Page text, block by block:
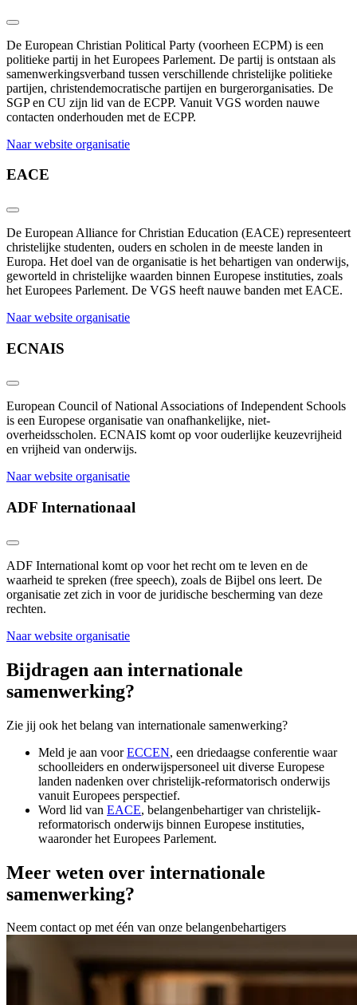
De European Christian Political Party (voorheen ECPM) is een
politieke partij in het Europees Parlement. De partij is ontstaan als
samenwerkingsverband tussen verschillende christelijke politieke
partijen, christendemocratische partijen en burgerorganisaties. De
SGP en CU zijn lid van de ECPP. Vanuit VGS worden nauwe
contacten onderhouden met de ECPP.
Naar website organisatie
EACE
De European Alliance for Christian Education (EACE) representeert
christelijke studenten, ouders en scholen in de meeste landen in
Europa. Het doel van de organisatie is het behartigen van onderwijs,
geworteld in christelijke waarden binnen Europese instituties, zoals
het Europees Parlement. De VGS heeft nauwe banden met EACE.
Naar website organisatie
ECNAIS
European Council of National Associations of Independent Schools
is een Europese organisatie van onafhankelijke, niet-
overheidsscholen. ECNAIS komt op voor ouderlijke keuzevrijheid
en vrijheid van onderwijs.
Naar website organisatie
ADF Internationaal
ADF International komt op voor het recht om te leven en de
waarheid te spreken (free speech), zoals de Bijbel ons leert. De
organisatie zet zich in voor de juridische bescherming van deze
rechten.
Naar website organisatie
Bijdragen aan internationale
samenwerking?
Zie jij ook het belang van internationale samenwerking?
Meld je aan voorECCEN, een driedaagse conferentie waar
schoolleiders en onderwijspersoneel uit diverse Europese
landen nadenken over christelijk-reformatorisch onderwijs
vanuit Europees perspectief.
Word lid van EACE, belangenbehartigervan christelijk-
reformatorisch onderwijs binnen Europese instituties,
waaronder het Europees Parlement.
Meer weten over internationale
samenwerking?
Neem contact op met één van onze belangenbehartigers